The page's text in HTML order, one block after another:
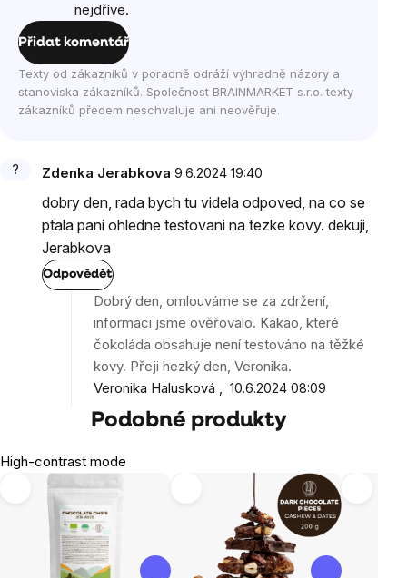
nejdříve.
Přidat komentář
Texty od zákazníků v poradně odráží výhradně názory a
stanoviska zákazníků. Společnost BRAINMARKET s.r.o. texty
zákazníků předem neschvaluje ani neověřuje.
Zdenka Jerabkova 9.6.2024 19:40
dobry den, rada bych tu videla odpoved, na co se
ptala pani ohledne testovani na tezke kovy. dekuji,
Jerabkova
Odpovědět
Veronika Halusková 10.6.2024 08:09
Dobrý den, omlouváme se za zdržení,
informaci jsme ověřovalo. Kakao, které
čokoláda obsahuje není testováno na těžké
kovy. Přeji hezký den, Veronika.
Podobné produkty
High-contrast mode